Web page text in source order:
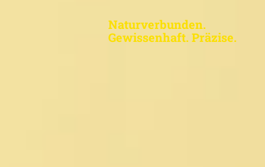
Naturverbunden.
Gewissenhaft. Präzise.